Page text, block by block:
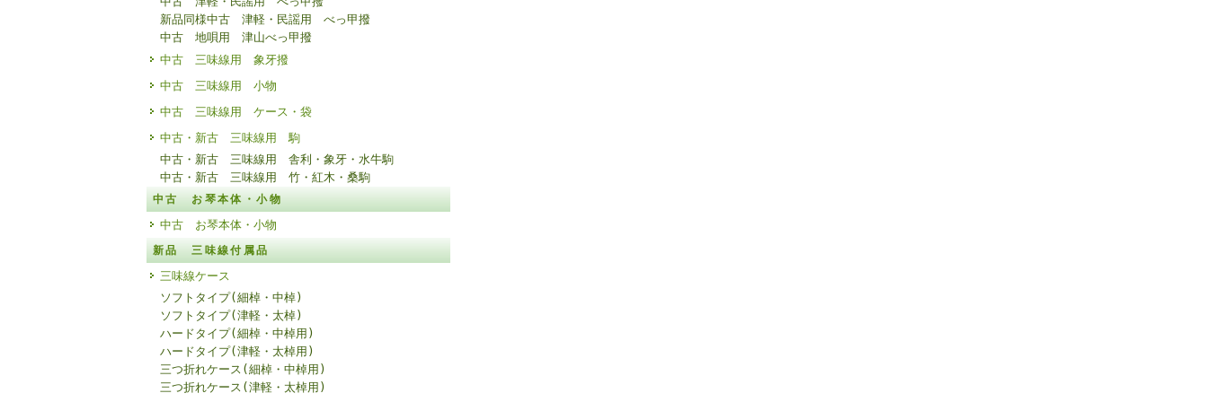
新品同様中古 津軽・民謡用 べっ甲撥
中古 地唄用 津山べっ甲撥
中古 三味線用 象牙撥
中古 三味線用 小物
中古 三味線用 ケース・袋
中古・新古 三味線用 駒
中古・新古 三味線用 舎利・象牙・水牛駒
中古・新古 三味線用 竹・紅木・桑駒
中古 お琴本体・小物
中古 お琴本体・小物
新品 三味線付属品
三味線ケース
ソフトタイプ(細棹・中棹)
ソフトタイプ(津軽・太棹)
ハードタイプ(細棹・中棹用)
ハードタイプ(津軽・太棹用)
三つ折れケース(細棹・中棹用)
三つ折れケース(津軽・太棹用)